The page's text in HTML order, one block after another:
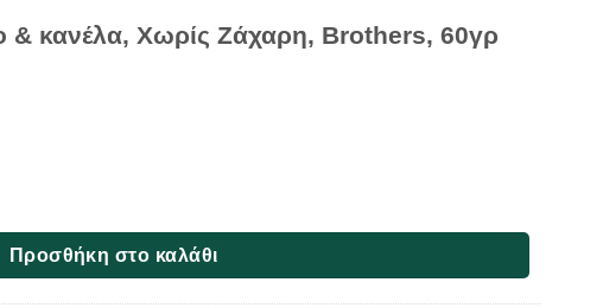
& κανέλα, Χωρίς Ζάχαρη, Brothers, 60γρ
Ζάχαρη, Brothers, 60γρ ποσότητα
Προσθήκη στο καλάθι